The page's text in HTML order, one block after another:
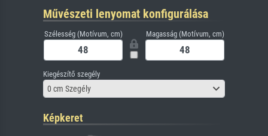
Művészeti lenyomat konfigurálása
Szélesség (Motívum, cm) Magasság (Motívum, cm)
Kiegészítő szegély
0 cm Szegély
Képkeret